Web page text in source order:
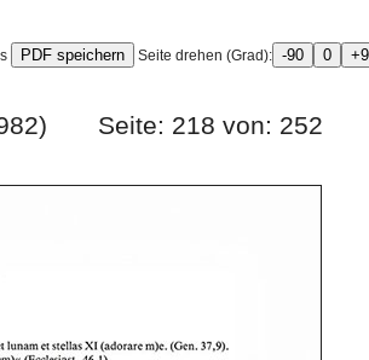
Seite drehen (Grad):
1982) Seite: 218 von: 252